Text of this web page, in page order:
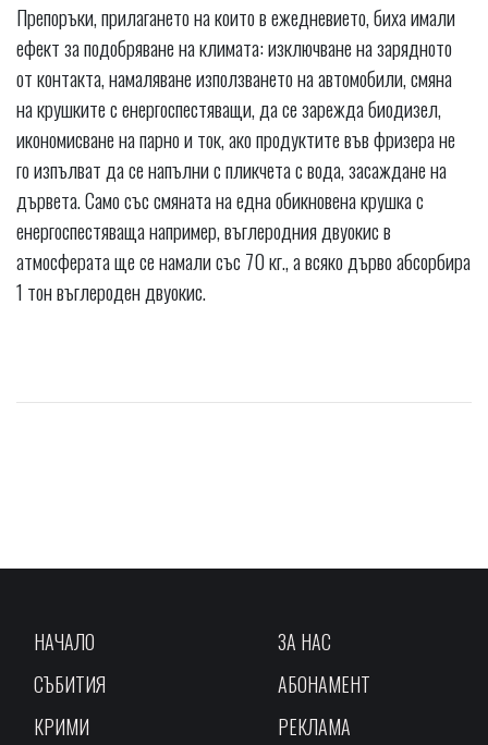
Препоръки, прилагането на които в ежедневието, биха имали
ефект за подобряване на климата: изключване на зарядното
от контакта, намаляване използването на автомобили, смяна
на крушките с енергоспестяващи, да се зарежда биодизел,
икономисване на парно и ток, ако продуктите във фризера не
го изпълват да се напълни с пликчета с вода, засаждане на
дървета. Само със смяната на една обикновена крушка с
енергоспестяваща например, въглеродния двуокис в
атмосферата ще се намали със 70 кг., а всяко дърво абсорбира
1 тон въглероден двуокис.
НАЧАЛО
СЪБИТИЯ
КРИМИ
ЗА НАС
АБОНАМЕНТ
РЕКЛАМА